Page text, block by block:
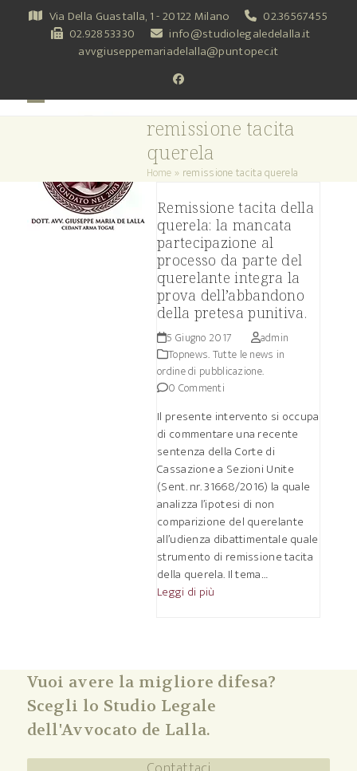
Via Della Guastalla, 1 - 20122 Milano
02.36567455
02.92853330
info@studiolegaledelalla.it
avvgiuseppemariadelalla@puntopec.it
Facebook
remissione tacita
querela
Home » remissione tacita querela
Remissione tacita della
querela: la mancata
partecipazione al
processo da parte del
querelante integra la
prova dell’abbandono
della pretesa punitiva.
5 Giugno 2017
admin
Topnews. Tutte le news in
ordine di pubblicazione.
0 Commenti
Il presente intervento si occupa
di commentare una recente
sentenza della Corte di
Cassazione a Sezioni Unite
(Sent. nr. 31668/2016) la quale
analizza l’ipotesi di non
comparizione del querelante
all’udienza dibattimentale quale
strumento di remissione tacita
della querela. Il tema…
Leggi di più
Vuoi avere la migliore difesa?
Scegli lo Studio Legale
dell'Avvocato de Lalla.